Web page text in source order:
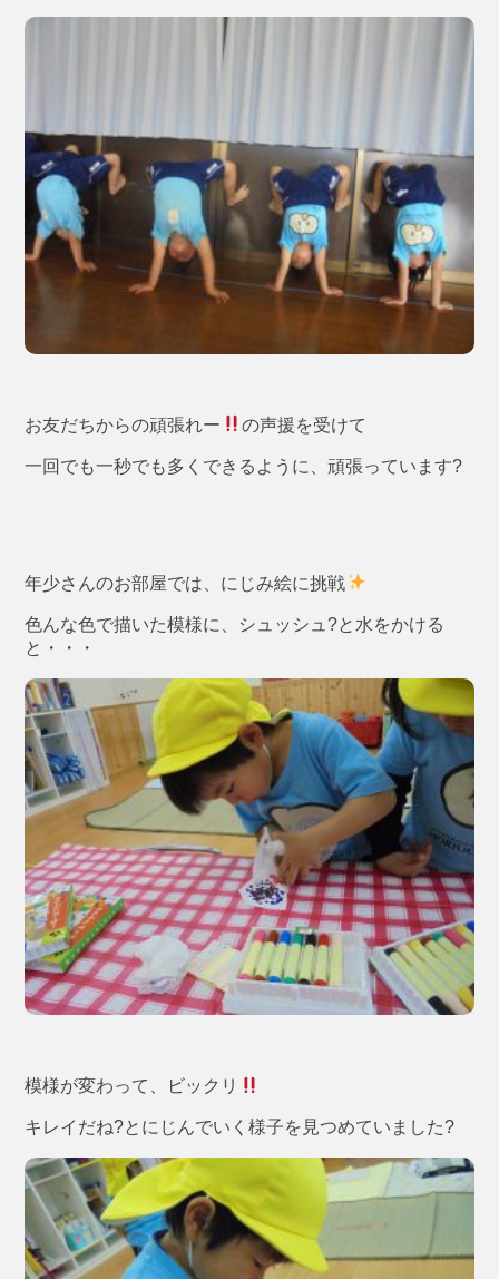
お友だちからの頑張れー の声援を受けて
一回でも一秒でも多くできるように、頑張っています?
年少さんのお部屋では、にじみ絵に挑戦
色んな色で描いた模様に、シュッシュ?と水をかける
と・・・
模様が変わって、ビックリ
キレイだね?とにじんでいく様子を見つめていました?